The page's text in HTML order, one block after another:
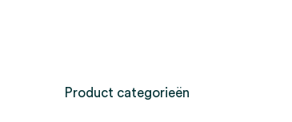
Product categorieën